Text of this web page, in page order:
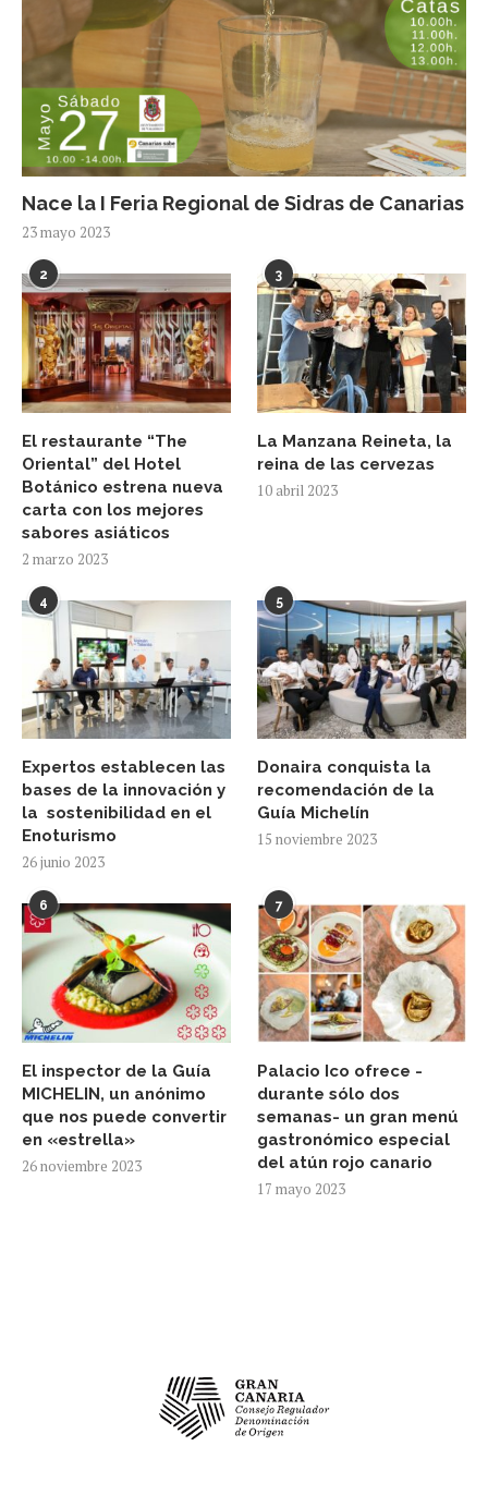
Nace la I Feria Regional de Sidras de Canarias
23 mayo 2023
2
El restaurante “The
Oriental” del Hotel
Botánico estrena nueva
carta con los mejores
sabores asiáticos
2 marzo 2023
3
La Manzana Reineta, la
reina de las cervezas
10 abril 2023
4
Expertos establecen las
bases de la innovación y
la sostenibilidad en el
Enoturismo
26 junio 2023
5
Donaira conquista la
recomendación de la
Guía Michelín
15 noviembre 2023
6
El inspector de la Guía
MICHELIN, un anónimo
que nos puede convertir
en «estrella»
26 noviembre 2023
7
Palacio Ico ofrece -
durante sólo dos
semanas- un gran menú
gastronómico especial
del atún rojo canario
17 mayo 2023